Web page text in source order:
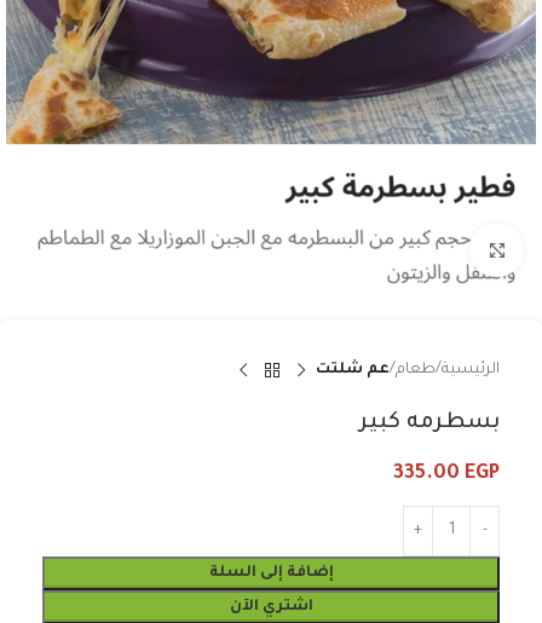
Click to enlarge
الرئيسية طعام عم شلتت
بسطرمه كبير
335.00 EGP
إضافة إلى السلة
اشتري الآن